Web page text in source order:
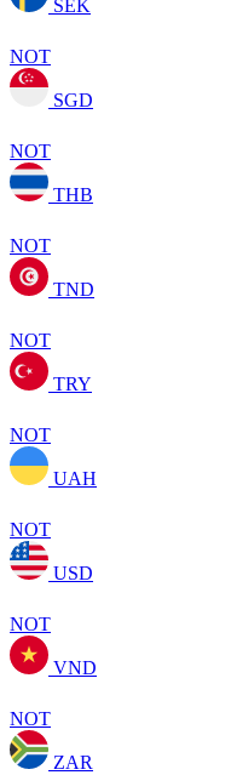
SEK
NOT
SGD
NOT
THB
NOT
TND
NOT
TRY
NOT
UAH
NOT
USD
NOT
VND
NOT
ZAR